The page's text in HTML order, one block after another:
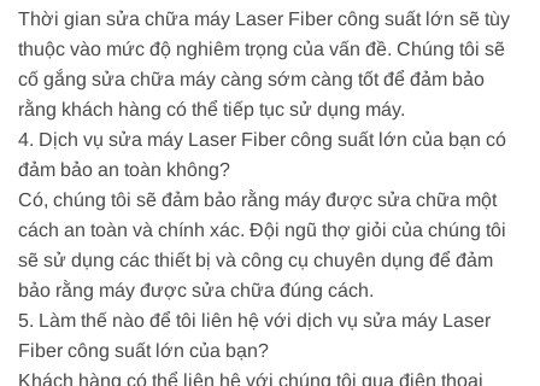
Thời gian sửa chữa máy Laser Fiber công suất lớn sẽ tùy
thuộc vào mức độ nghiêm trọng của vấn đề. Chúng tôi sẽ
cố gắng sửa chữa máy càng sớm càng tốt để đảm bảo
rằng khách hàng có thể tiếp tục sử dụng máy.
4. Dịch vụ sửa máy Laser Fiber công suất lớn của bạn có
đảm bảo an toàn không?
Có, chúng tôi sẽ đảm bảo rằng máy được sửa chữa một
cách an toàn và chính xác. Đội ngũ thợ giỏi của chúng tôi
sẽ sử dụng các thiết bị và công cụ chuyên dụng để đảm
bảo rằng máy được sửa chữa đúng cách.
5. Làm thế nào để tôi liên hệ với dịch vụ sửa máy Laser
Fiber công suất lớn của bạn?
Khách hàng có thể liên hệ với chúng tôi qua điện thoại